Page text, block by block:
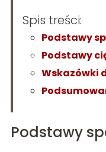
Spis treści:
Podstawy
Podstawy
Wskazówki
Podstawy